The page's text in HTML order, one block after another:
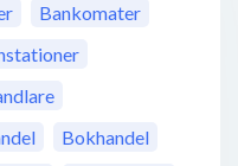
Bankomater
Bokhandel